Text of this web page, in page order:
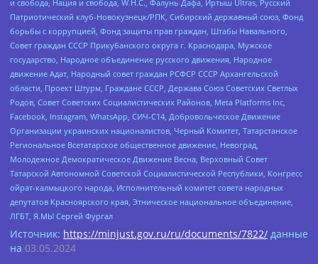
и свобода, Нация и свобода, W.H.С., Фалунь Дафа, Иртыш Ultras, Русский
Патриотический клуб-Новокузнецк/РПК, Сибирский державный союз, Фонд
борьбы с коррупцией, Фонд защиты прав граждан, Штабы Навального,
Совет граждан СССР Прикубанского округа г. Краснодара, Мужское
государство, Народное объединение русского движения, Народное
движение Адат, Народный совет граждан РСФСР СССР Архангельской
области, Проект Штурм, Граждане СССР, Держава Союз Советских Светлых
Родов, Совет Советских Социалистических Районов, Meta Platforms Inc,
Facebook, Instagram, WhatsApp, СИЧ-С14, Добровольческое Движение
Организации украинских националистов, Черный Комитет, Татарстанское
Региональное Всетатарское общественное движение, Невоград,
Молодежное Демократическое Движение Весна, Верховный Совет
Татарской Автономной Советской Социалистической Республики, Конгресс
ойрат-калмыцкого народа, Исполнительный комитет совета народных
депутатов Красноярского края, Этническое национальное объединение,
ЛГБТ, Я.МЫ Сергей Фургал
Источник: https://minjust.gov.ru/ru/documents/7822/ данные
на 03.05.2024